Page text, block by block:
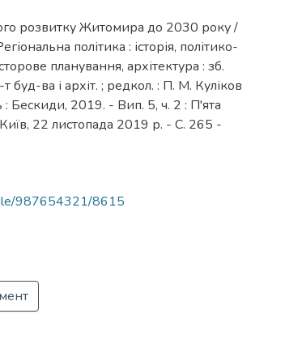
розвитку Житомира до 2030 року /
політика : історія, політико-
планування, архітектура : зб.
буд-ва і архіт. ; редкол. : П. М. Куліков
: Бескиди, 2019. - Вип. 5, ч. 2 : П'ята
22 листопада 2019 р. - С. 265 -
987654321/8615